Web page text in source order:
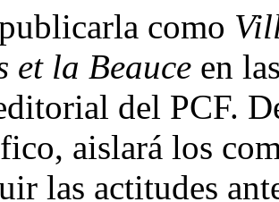
como
et la Beauce en
del PCF.
aislará los
las actitudes